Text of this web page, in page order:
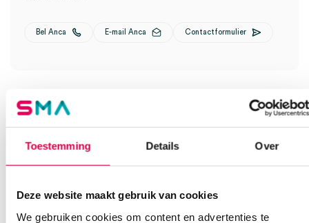
Toestemming Details Over
Deze website maakt gebruik van cookies
We gebruiken cookies om content en advertenties te
Bel Anca E-mail Anca Contactformulier
Ook interessant